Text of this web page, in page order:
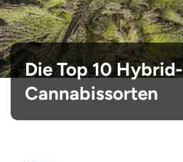
Die Top 10 Hybrid-
Cannabissorten